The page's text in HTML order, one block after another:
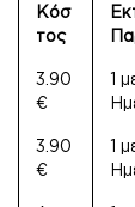
Κόσ
τος
3.90
€
1
3.90
€
1